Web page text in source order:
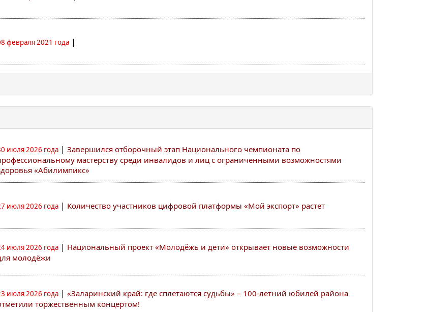
февраля 2021 года |
июля 2026 года | Завершился отборочный этап Национального чемпионата по
мастерству среди инвалидов и лиц с ограниченными возможностями
«Абилимпикс»
июля 2026 года | Количество участников цифровой платформы «Мой экспорт» растет
июля 2026 года | Национальный проект «Молодёжь и дети» открывает новые возможности
молодёжи
июля 2026 года | «Заларинский край: где сплетаются судьбы» – 100-летний юбилей района
торжественным концертом!